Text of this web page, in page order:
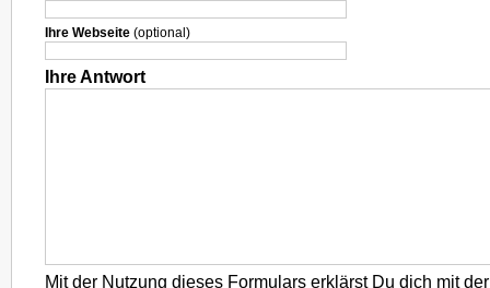
Ihre Webseite (optional)
Ihre Antwort
Mit der Nutzung dieses Formulars erklärst Du dich mit